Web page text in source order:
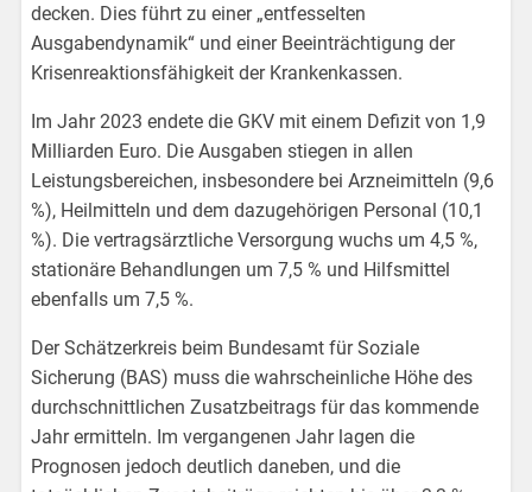
decken. Dies führt zu einer „entfesselten
Ausgabendynamik“ und einer Beeinträchtigung der
Krisenreaktionsfähigkeit der Krankenkassen.
Im Jahr 2023 endete die GKV mit einem Defizit von 1,9
Milliarden Euro. Die Ausgaben stiegen in allen
Leistungsbereichen, insbesondere bei Arzneimitteln (9,6
%), Heilmitteln und dem dazugehörigen Personal (10,1
%). Die vertragsärztliche Versorgung wuchs um 4,5 %,
stationäre Behandlungen um 7,5 % und Hilfsmittel
ebenfalls um 7,5 %.
Der Schätzerkreis beim Bundesamt für Soziale
Sicherung (BAS) muss die wahrscheinliche Höhe des
durchschnittlichen Zusatzbeitrags für das kommende
Jahr ermitteln. Im vergangenen Jahr lagen die
Prognosen jedoch deutlich daneben, und die